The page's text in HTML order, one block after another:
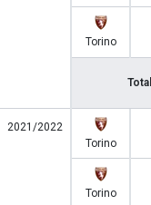
Torino
Total
2021/2022
Torino
Torino